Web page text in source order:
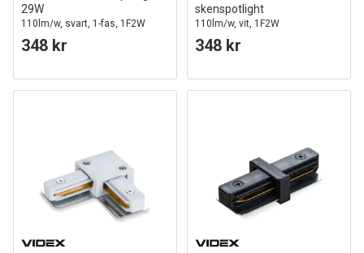
29W
110lm/w, svart, 1-fas, 1F2W
348 kr
skenspotlight
110lm/w, vit, 1F2W
348 kr